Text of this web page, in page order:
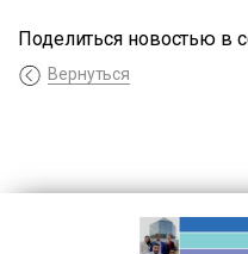
Поделиться новостью в
Вернуться